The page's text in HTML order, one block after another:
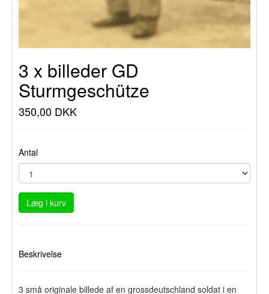
3 x billeder GD
Sturmgeschütze
350,00 DKK
Antal
Læg i kurv
Beskrivelse
3 små originale billede af en grossdeutschland soldat i en